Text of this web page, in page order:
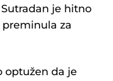
je hitno
za
optužen da je